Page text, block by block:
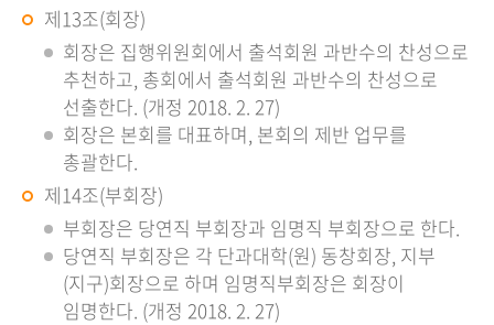
제13조(회장)
회장은 집행위원회에서 출석회원 과반수의 찬성으로
추천하고, 총회에서 출석회원 과반수의 찬성으로
선출한다. (개정 2018. 2. 27)
회장은 본회를 대표하며, 본회의 제반 업무를
총괄한다.
제14조(부회장)
부회장은 당연직 부회장과 임명직 부회장으로 한다.
당연직 부회장은 각 단과대학(원) 동창회장, 지부
(지구)회장으로 하며 임명직부회장은 회장이
임명한다. (개정 2018. 2. 27)